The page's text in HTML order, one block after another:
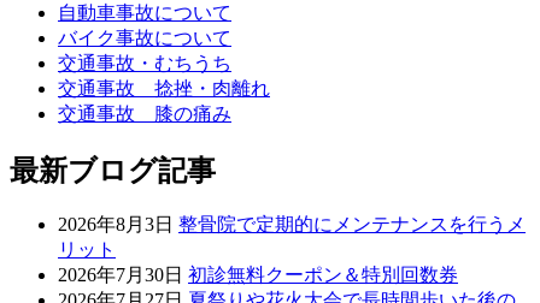
自動車事故について
バイク事故について
交通事故・むちうち
交通事故 捻挫・肉離れ
交通事故 膝の痛み
最新ブログ記事
2026年8月3日 整骨院で定期的にメンテナンスを行うメ
リット
2026年7月30日 初診無料クーポン＆特別回数券